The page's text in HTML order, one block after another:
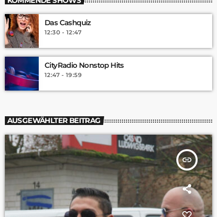
Das Cashquiz
12:30 - 12:47
CityRadio Nonstop Hits
12:47 - 19:59
AUSGEWÄHLTER BEITRAG
insert_link